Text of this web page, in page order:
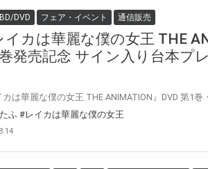
DVD フェア・イベント 通信販売
イカは華麗な僕の女王 THE
発売記念 サイン入り台本プ
ふ #レイカは華麗な僕の女王